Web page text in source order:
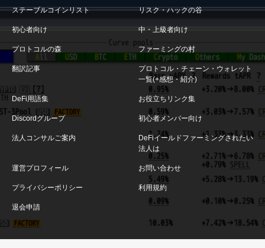
ステーブルコインリスト リスク・ハックの谷
初心者向け 中・上級者向け
プロトコルの森 ファーミングの村
翻訳記事
プロトコル・チェーン・ウォレット
一覧(+感想・紹介)
DeFi用語集 お役立ちリンク集
Discordグループ 初心者メンバー向け
法人コンサルご案内
DeFiイールドファーミングされたい
法人は
運営プロフィール お問い合わせ
プライバシーポリシー 利用規約
退会申請